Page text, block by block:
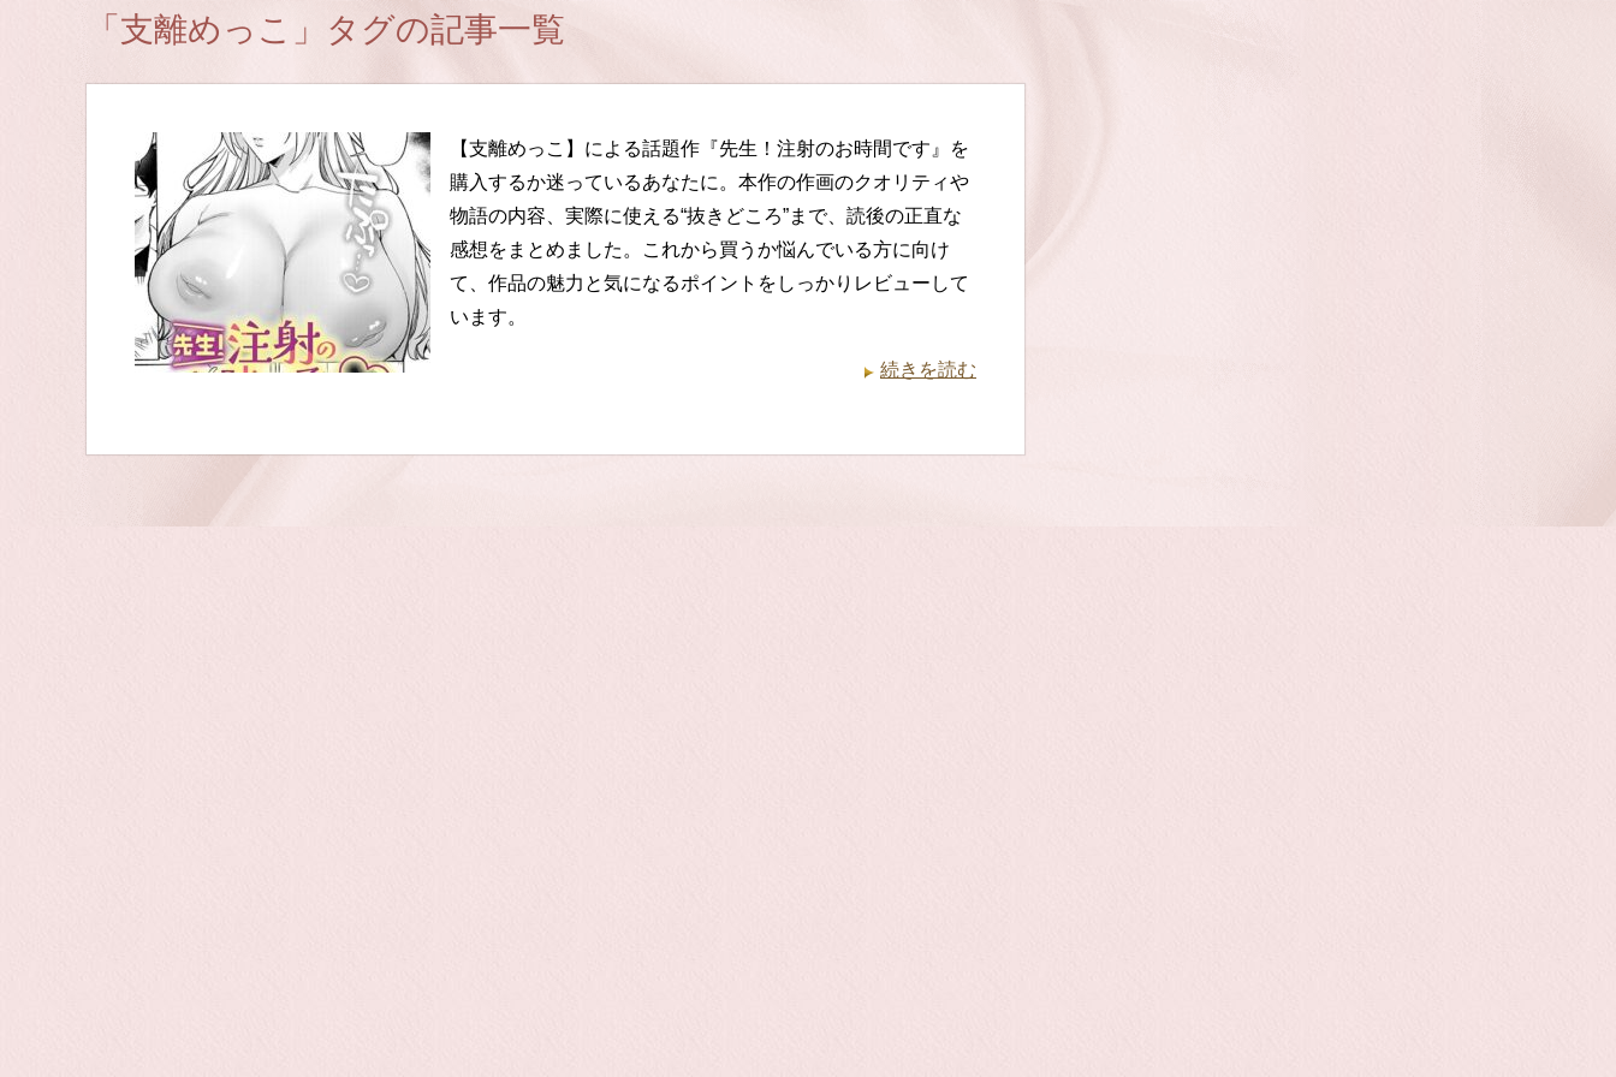
「支離めっこ」タグの記事一覧
【支離めっこ】による話題作『先生！注射のお時間です』を
購入するか迷っているあなたに。本作の作画のクオリティや
物語の内容、実際に使える“抜きどころ”まで、読後の正直な
感想をまとめました。これから買うか悩んでいる方に向け
て、作品の魅力と気になるポイントをしっかりレビューして
います。
続きを読む